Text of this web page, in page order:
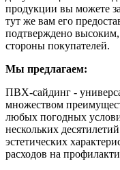
продукции вы можете
тут же вам его
подтверждено
стороны покупателей.
Мы предлагаем:
ПВХ-сайдинг -
множеством
любых погодных
нескольких
эстетических
расходов на